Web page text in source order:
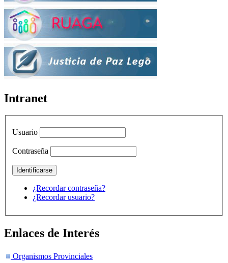
Intranet
Usuario
Contraseña
¿Recordar contraseña?
¿Recordar usuario?
Enlaces de Interés
Organismos Provinciales